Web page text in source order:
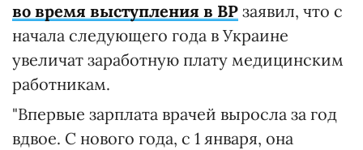
во время выступления в ВР заявил, что с
начала следующего года в Украине
увеличат заработную плату медицинским
работникам.
"Впервые зарплата врачей выросла за год
вдвое. С нового года, с 1 января, она